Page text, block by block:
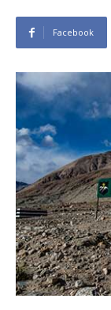
Facebook